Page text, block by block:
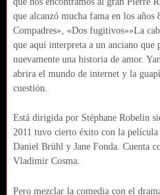
que alcanzó mucha fama en los
Compadres», «Dos fugitivos»»La
que aquí interpreta a un anciano
nuevamente una historia de amor.
abrira el mundo de internet y la
cuestión.
Está dirigida por Stéphane Robelin
2011 tuvo cierto éxito con la
Daniel Brühl y Jane Fonda. Cuenta
Vladimir Cosma.
Pero mezclar la comedia con el